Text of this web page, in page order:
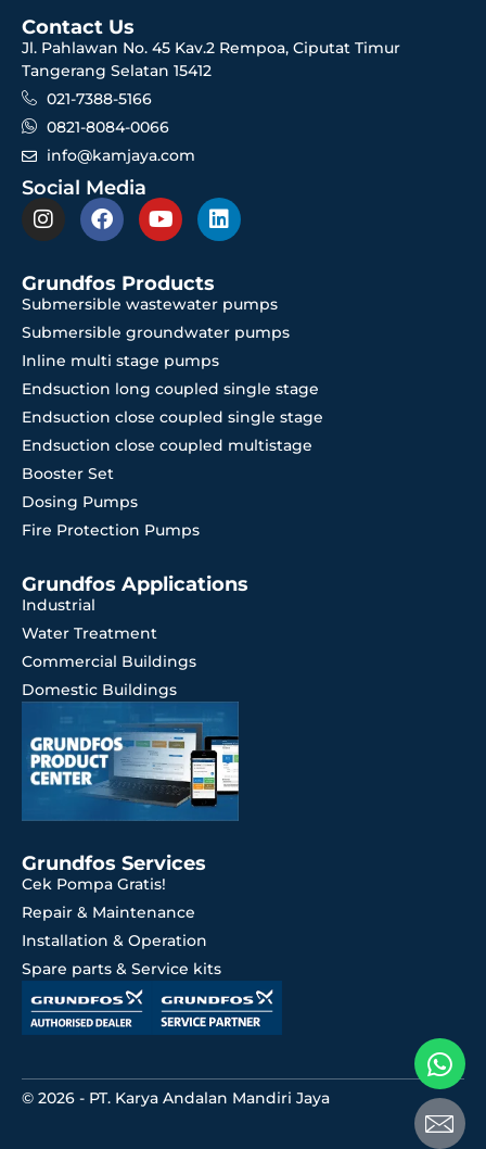
Contact Us
Jl. Pahlawan No. 45 Kav.2 Rempoa, Ciputat Timur
Tangerang Selatan 15412
021-7388-5166
0821-8084-0066
info@kamjaya.com
Social Media
Grundfos Products
Submersible wastewater pumps
Submersible groundwater pumps
Inline multi stage pumps
Endsuction long coupled single stage
Endsuction close coupled single stage
Endsuction close coupled multistage
Booster Set
Dosing Pumps
Fire Protection Pumps
Grundfos Applications
Industrial
Water Treatment
Commercial Buildings
Domestic Buildings
Grundfos Services
Cek Pompa Gratis!
Repair & Maintenance
Installation & Operation
Spare parts & Service kits
© 2026 - PT. Karya Andalan Mandiri Jaya